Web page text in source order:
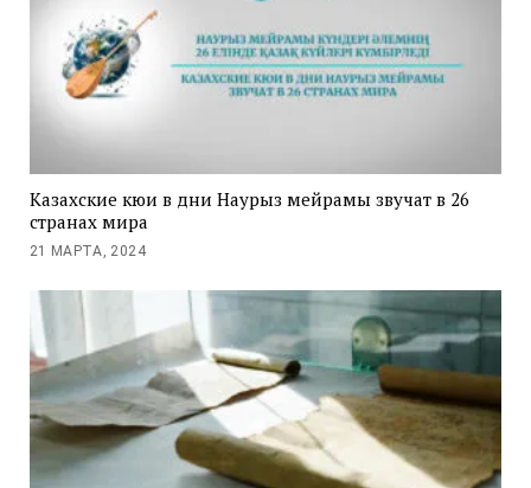
Казахские кюи в дни Наурыз мейрамы звучат в 26
странах мира
21 МАРТА, 2024